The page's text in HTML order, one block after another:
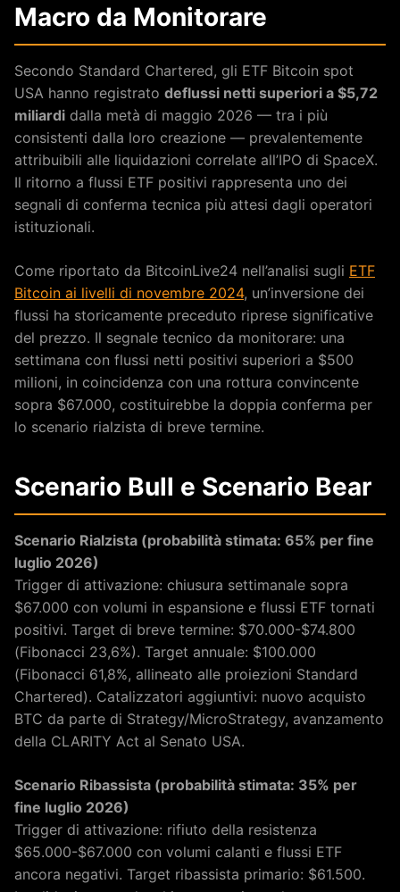
Macro da Monitorare
Secondo Standard Chartered, gli ETF Bitcoin spot
USA hanno registrato deflussi netti superiori a $5,72
miliardi dalla metà di maggio 2026 — tra i più
consistenti dalla loro creazione — prevalentemente
attribuibili alle liquidazioni correlate all’IPO di SpaceX.
Il ritorno a flussi ETF positivi rappresenta uno dei
segnali di conferma tecnica più attesi dagli operatori
istituzionali.
Come riportato da BitcoinLive24 nell’analisi sugli ETF
Bitcoin ai livelli di novembre 2024, un’inversione dei
flussi ha storicamente preceduto riprese significative
del prezzo. Il segnale tecnico da monitorare: una
settimana con flussi netti positivi superiori a $500
milioni, in coincidenza con una rottura convincente
sopra $67.000, costituirebbe la doppia conferma per
lo scenario rialzista di breve termine.
Scenario Bull e Scenario Bear
Scenario Rialzista (probabilità stimata: 65% per fine
luglio 2026)
Trigger di attivazione: chiusura settimanale sopra
$67.000 con volumi in espansione e flussi ETF tornati
positivi. Target di breve termine: $70.000-$74.800
(Fibonacci 23,6%). Target annuale: $100.000
(Fibonacci 61,8%, allineato alle proiezioni Standard
Chartered). Catalizzatori aggiuntivi: nuovo acquisto
BTC da parte di Strategy/MicroStrategy, avanzamento
della CLARITY Act al Senato USA.
Scenario Ribassista (probabilità stimata: 35% per
fine luglio 2026)
Trigger di attivazione: rifiuto della resistenza
$65.000-$67.000 con volumi calanti e flussi ETF
ancora negativi. Target ribassista primario: $61.500.